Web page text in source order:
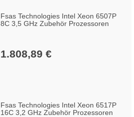
Fsas Technologies Intel Xeon 6507P
8C 3,5 GHz Zubehör Prozessoren
1.808,89 €
Fsas Technologies Intel Xeon 6517P
16C 3,2 GHz Zubehör Prozessoren